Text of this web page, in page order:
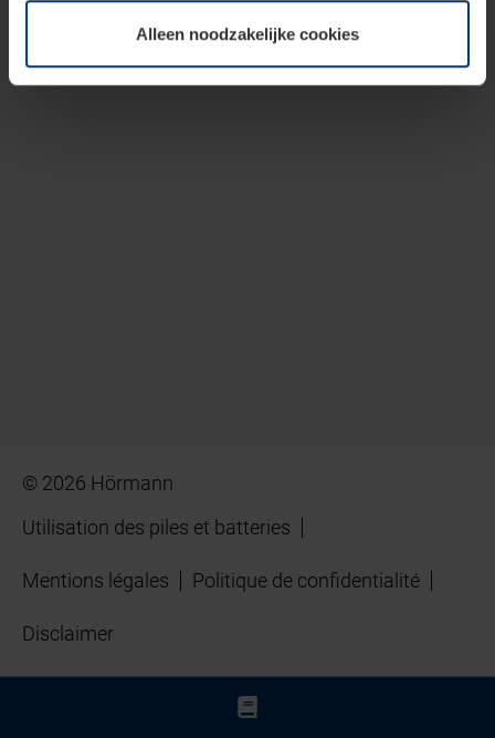
wijzigen of herroepen.Alleen noodzakelijke cookies
© 2026 Hörmann
Utilisation des piles et batteries
Mentions légales Politique de confidentialité
Disclaimer